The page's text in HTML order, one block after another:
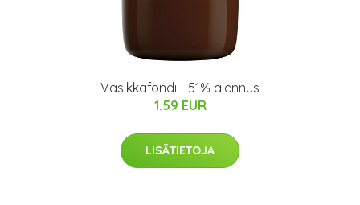
Vasikkafondi - 51% alennus
1.59 EUR
LISÄTIETOJA